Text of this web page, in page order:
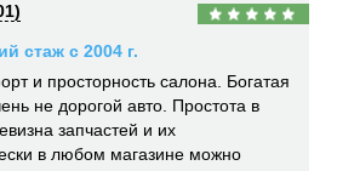
стаж с 2004 г.
и просторность салона. Богатая
не дорогой авто. Простота в
запчастей и их
в любом магазине можно